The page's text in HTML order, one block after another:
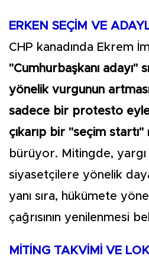
ERKEN SEÇİM VE
CHP kanadında Ekrem
"Cumhurbaşkanı adayı"
yönelik vurgunun
sadece bir protesto
çıkarıp bir "seçim startı"
bürüyor. Mitingde, yargı
siyasetçilere yönelik
yanı sıra, hükümete
çağrısının yenilenmesi
MİTİNG TAKVİMİ VE